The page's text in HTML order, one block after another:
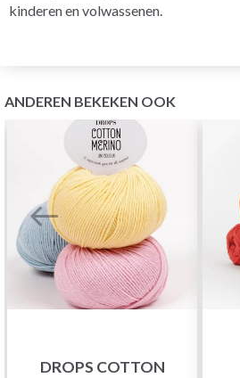
kinderen en volwassenen.
ANDEREN BEKEKEN OOK
DROPS COTTON